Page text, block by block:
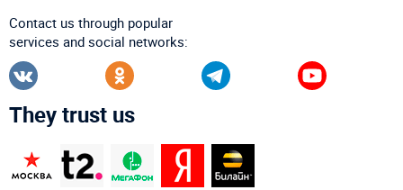
Contact us through popular
services and social networks:
They trust us